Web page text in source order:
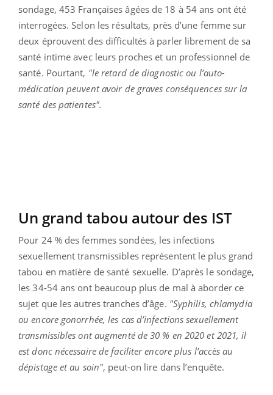
sondage, 453 Françaises âgées de 18 à 54 ans ont été
interrogées. Selon les résultats, près d’une femme sur
deux éprouvent des difficultés à parler librement de sa
santé intime avec leurs proches et un professionnel de
santé. Pourtant, "le retard de diagnostic ou l’auto-
médication peuvent avoir de graves conséquences sur la
santé des patientes".
Un grand tabou autour des IST
Pour 24 % des femmes sondées, les infections
sexuellement transmissibles représentent le plus grand
tabou en matière de santé sexuelle. D’après le sondage,
les 34-54 ans ont beaucoup plus de mal à aborder ce
sujet que les autres tranches d’âge. "Syphilis, chlamydia
ou encore gonorrhée, les cas d’infections sexuellement
transmissibles ont augmenté de 30 % en 2020 et 2021, il
est donc nécessaire de faciliter encore plus l’accès au
dépistage et au soin", peut-on lire dans l’enquête.